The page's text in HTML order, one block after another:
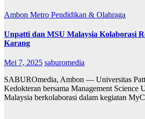
Ambon Metro Pendidikan & Olahraga
Unpatti dan MSU Malaysia Kolaborasi
Karang
Mei 7, 2025 saburomedia
SABUROmedia, Ambon — Universitas
Kedokteran bersama Management Science
Malaysia berkolaborasi dalam kegiatan